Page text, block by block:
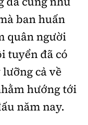
ban huấn
quân người
tuyển đã có
cả về
hướng tới
năm nay.